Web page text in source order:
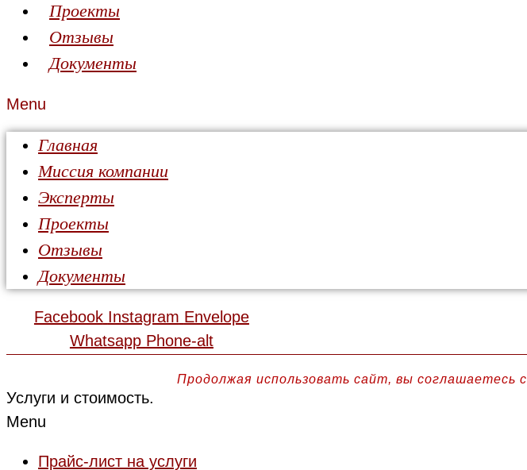
Проекты
Отзывы
Документы
Menu
Главная
Миссия компании
Эксперты
Проекты
Отзывы
Документы
Facebook Instagram Envelope
Whatsapp Phone-alt
Продолжая использовать сайт, вы соглашаетесь с
Услуги и стоимость.
Menu
Прайс-лист на услуги